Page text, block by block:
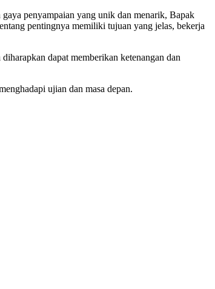
penyampaian yang unik dan menarik, Bapak
pentingnya memiliki tujuan yang jelas, bekerja
dapat memberikan ketenangan dan
ujian dan masa depan.